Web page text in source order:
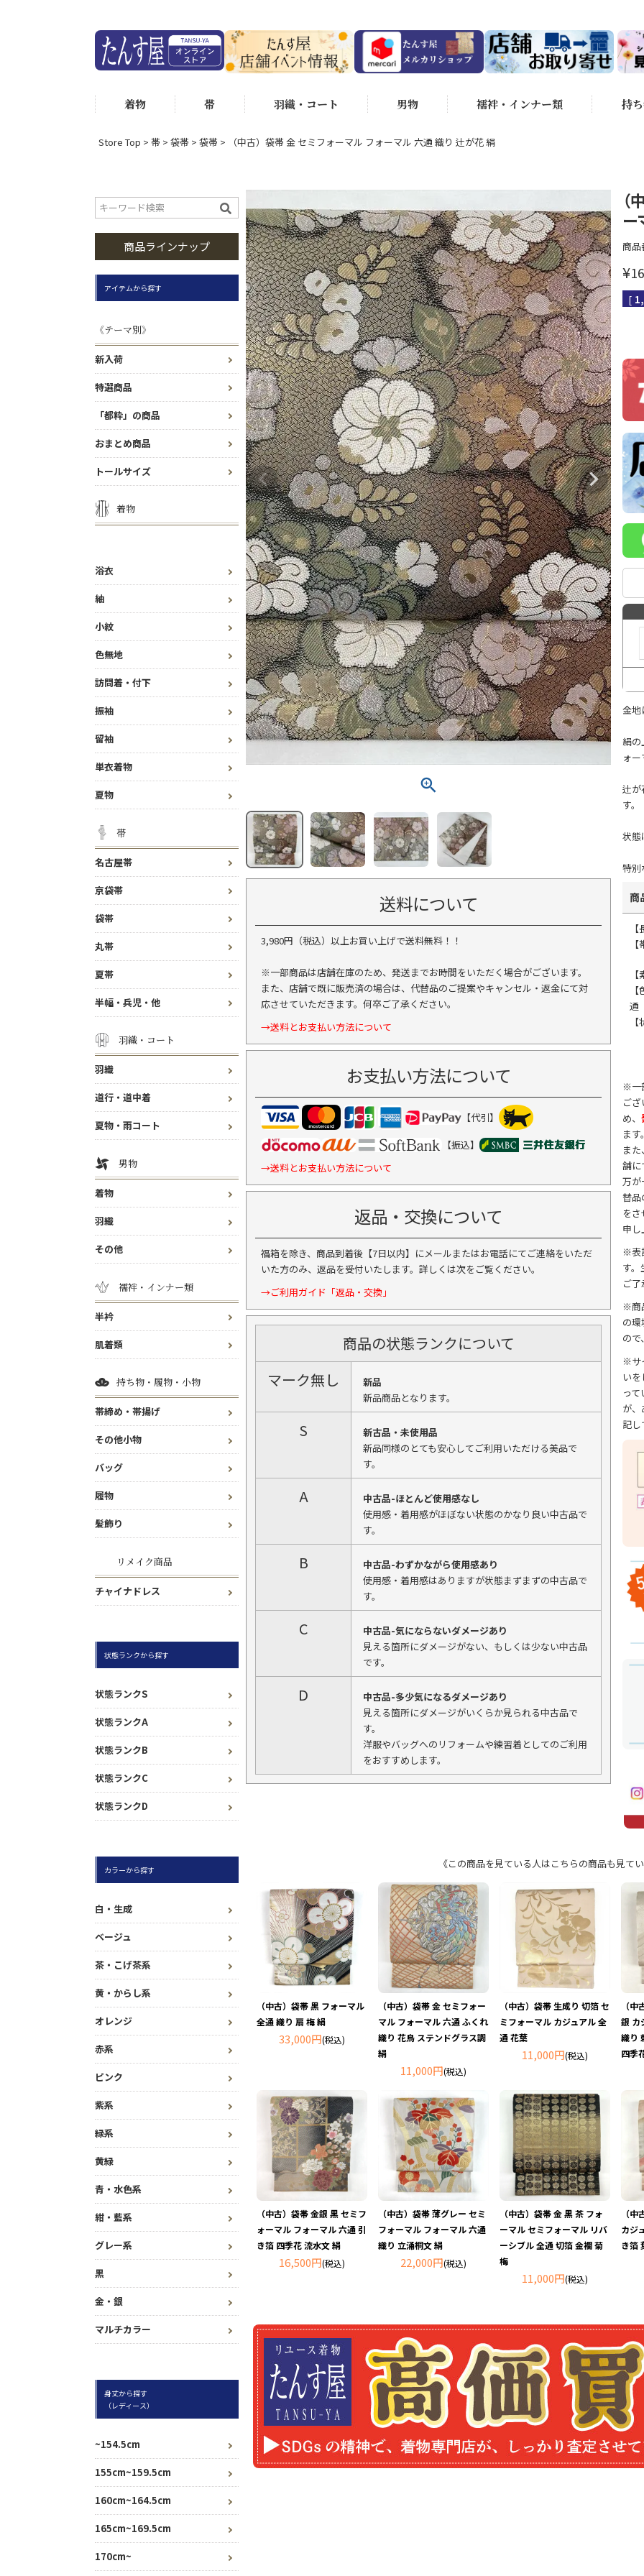
着物 帯 羽織・コート 男物 襦袢・インナー類 持
Store Top 帯 袋帯 袋帯 （中古）袋帯 金 セミフォーマル フォーマル 六通 織り 辻が花 絹
商品ラインナップ
アイテムから探す
《テーマ別》
新入荷
特選商品
「都粋」の商品
おまとめ商品
トールサイズ
着物
浴衣
紬
小紋
色無地
訪問着・付下
振袖
留袖
単衣着物
夏物
帯
名古屋帯
京袋帯
袋帯
丸帯
夏帯
半幅・兵児・他
羽織・コート
羽織
道行・道中着
夏物・雨コート
男物
着物
羽織
その他
襦袢・インナー類
半衿
肌着類
持ち物・履物・小物
帯締め・帯揚げ
その他小物
バッグ
履物
髪飾り
リメイク商品
チャイナドレス
状態ランクから探す
状態ランクS
状態ランクA
状態ランクB
状態ランクC
状態ランクD
カラーから探す
白・生成
ベージュ
茶・こげ茶系
黄・からし系
オレンジ
赤系
ピンク
紫系
緑系
黄緑
青・水色系
紺・藍系
グレー系
黒
金・銀
マルチカラー
身丈から探す
（レディース）
~154.5cm
155cm~159.5cm
160cm~164.5cm
165cm~169.5cm
170cm~
送料について
3,980円（税込）以上お買い上げで送料無料！！
※一部商品は店舗在庫のため、発送までお時間をいただく場合がございます。
また、店舗で既に販売済の場合は、代替品のご提案やキャンセル・返金にて対
応させていただきます。何卒ご了承ください。
→送料とお支払い方法について
お支払い方法について
【代引】
【振込】
→送料とお支払い方法について
返品・交換について
福箱を除き、商品到着後【7日以内】にメールまたはお電話にてご連絡をいただ
いた方のみ、返品を受付いたします。詳しくは次をご覧ください。
→ご利用ガイド「返品・交換」
商品の状態ランクについて
マーク無し
新品
新品商品となります。
S
新古品・未使用品
新品同様のとても安心してご利用いただける美品で
す。
A
中古品-ほとんど使用感なし
使用感・着用感がほぼない状態のかなり良い中古品で
す。
B
中古品-わずかながら使用感あり
使用感・着用感はありますが状態まずまずの中古品で
す。
C
中古品-気にならないダメージあり
見える箇所にダメージがない、もしくは少ない中古品
です。
D
中古品-多少気になるダメージあり
見える箇所にダメージがいくらか見られる中古品で
す。
洋服やバッグへのリフォームや練習着としてのご利用
をおすすめします。
（
ー
商品
¥
[
金地
絹の
ォ
辻が
す。
状態
特別
商
通
※一
ご
め、
ます
ま
舗に
万が
替品
を
申し
※表
す
ご
※商
の
の
※サ
い
っ
が
記し
《この商品を見ている人はこちらの商品も見て
（中古）袋帯 黒 フォーマル
全通 織り 扇 梅 絹
33,000円(税込)
（中古）袋帯 金 セミフォー
マル フォーマル 六通 ふくれ
織り 花鳥 ステンドグラス調
絹
11,000円(税込)
（中古）袋帯 生成り 切箔 セ
ミフォーマル カジュアル 全
通 花葉
11,000円(税込)
（
銀 カ
織り
四季
（中古）袋帯 金銀 黒 セミフ
ォーマル フォーマル 六通 引
き箔 四季花 流水文 絹
16,500円(税込)
（中古）袋帯 薄グレー セミ
フォーマル フォーマル 六通
織り 立涌桐文 絹
22,000円(税込)
（中古）袋帯 金 黒 茶 フォ
ーマル セミフォーマル リバ
ーシブル 全通 切箔 金襴 菊
梅
11,000円(税込)
（
カジ
き箔